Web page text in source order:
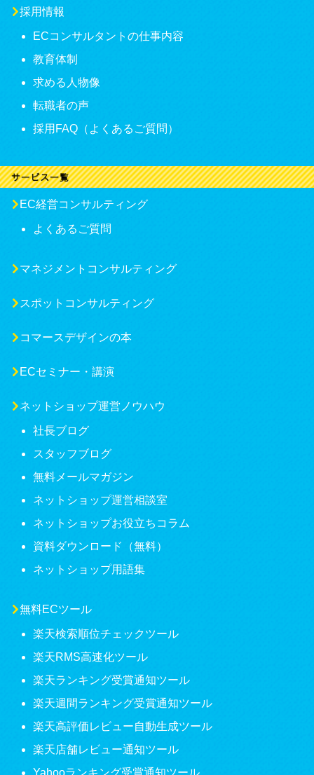
採用情報
ECコンサルタントの仕事内容
教育体制
求める人物像
転職者の声
採用FAQ（よくあるご質問）
EC経営コンサルティング
よくあるご質問
マネジメントコンサルティング
スポットコンサルティング
コマースデザインの本
ECセミナー・講演
ネットショップ運営ノウハウ
社長ブログ
スタッフブログ
無料メールマガジン
ネットショップ運営相談室
ネットショップお役立ちコラム
資料ダウンロード（無料）
ネットショップ用語集
無料ECツール
楽天検索順位チェックツール
楽天RMS高速化ツール
楽天ランキング受賞通知ツール
楽天週間ランキング受賞通知ツール
楽天高評価レビュー自動生成ツール
楽天店舗レビュー通知ツール
Yahooランキング受賞通知ツール